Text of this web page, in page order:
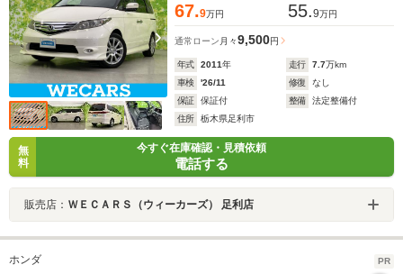
67.9万円 55.9万円
通常ローン 月々9,500円
年式 2011年 走行 7.7万km
車検
'26/11 修復
なし
保証
保証付 整備
法定整備付
住所
栃木県足利市
無
料
今すぐ在庫確認・見積依頼
電話する
販売店： ＷＥＣＡＲＳ（ウィーカーズ） 足利店
ホンダ PR